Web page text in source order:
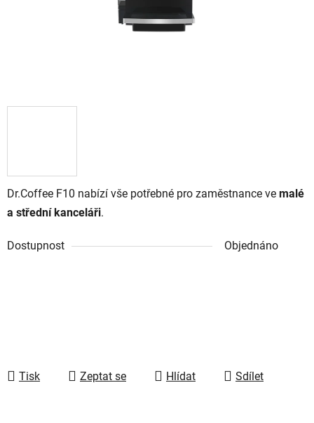
Dr.Coffee F10 nabízí vše potřebné pro zaměstnance ve malé
a střední kanceláři.
Dostupnost Objednáno
Tisk Zeptat se Hlídat Sdílet